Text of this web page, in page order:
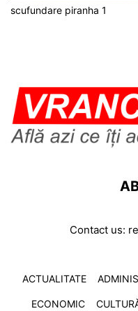
scufundare piranha 1
Contact us:
ACTUALITATE
ECONOMIC